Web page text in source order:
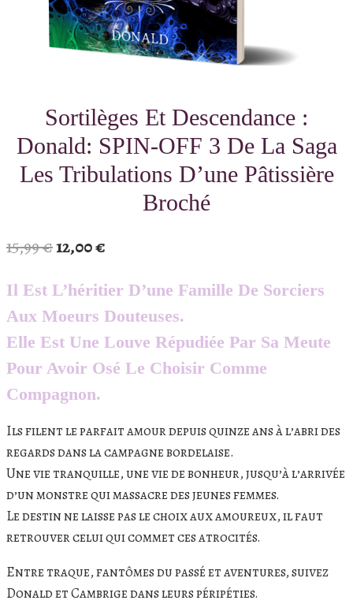
Sortilèges Et Descendance :
Donald: SPIN-OFF 3 De La Saga
Les Tribulations D’une Pâtissière
Broché
15,99€Le
initial
était :
15,99 €.
12,00€
actuel
est :
12,00 €.
Il Est L’héritier D’une Famille De Sorciers
Aux Moeurs Douteuses.
Elle Est Une Louve Répudiée Par Sa Meute
Pour Avoir Osé Le Choisir Comme
Compagnon.
Ils filent le parfait amour depuis quinze ans à l’abri des
regards dans la campagne bordelaise.
Une vie tranquille, une vie de bonheur, jusqu’à l’arrivée
d’un monstre qui massacre des jeunes femmes.
Le destin ne laisse pas le choix aux amoureux, il faut
retrouver celui qui commet ces atrocités.
Entre traque, fantômes du passé etaventures,suivez
Donald et Cambrige dans leurs péripéties.